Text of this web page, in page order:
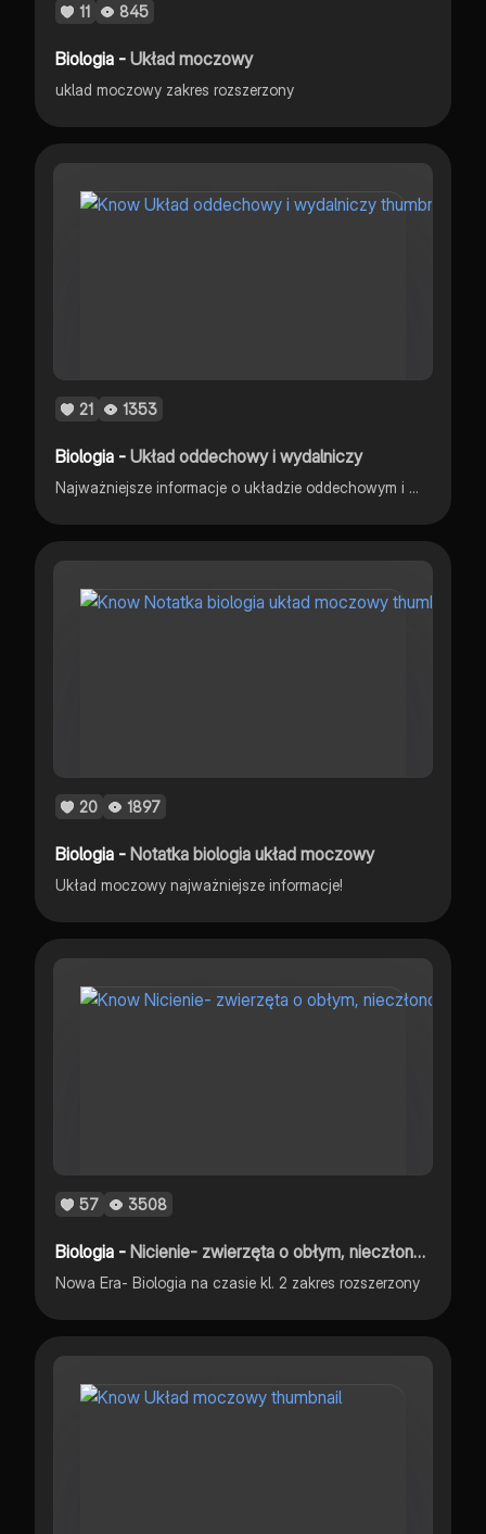
11 845
Biologia -Układ moczowy
uklad moczowy zakres rozszerzony
21 1353
Biologia -Układ oddechowy i wydalniczy
Najważniejsze informacje o układzie oddechowym i wydalniczym
20 1897
Biologia -Notatka biologia układ moczowy
Układ moczowy najważniejsze informacje!
57 3508
Biologia -Nicienie- zwierzęta o obłym, nieczłonowanym ciele
Nowa Era- Biologia na czasie kl. 2 zakres rozszerzony